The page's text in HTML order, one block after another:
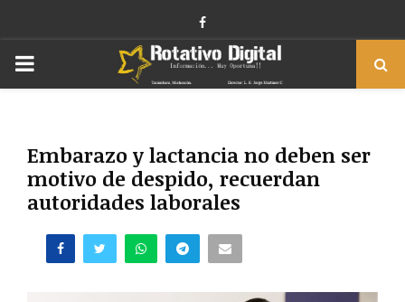
Facebook
PRIMARY
Embarazo y lactancia no deben ser
motivo de despido, recuerdan
autoridades laborales